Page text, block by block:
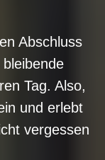
Abschluss
Tag. Also,
und erlebt
vergessen